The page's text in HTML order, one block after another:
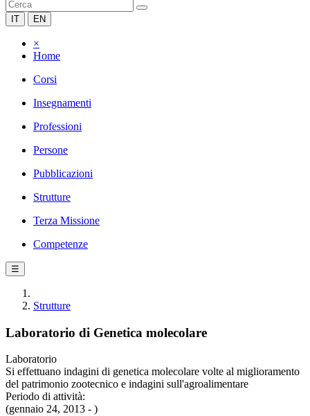
IT EN
×
Home
Corsi
Insegnamenti
Professioni
Persone
Pubblicazioni
Strutture
Terza Missione
Competenze
☰
Strutture
Laboratorio di Genetica molecolare
Laboratorio
Si effettuano indagini di genetica molecolare volte al miglioramento
del patrimonio zootecnico e indagini sull'agroalimentare
Periodo di attività:
(gennaio 24, 2013 - )